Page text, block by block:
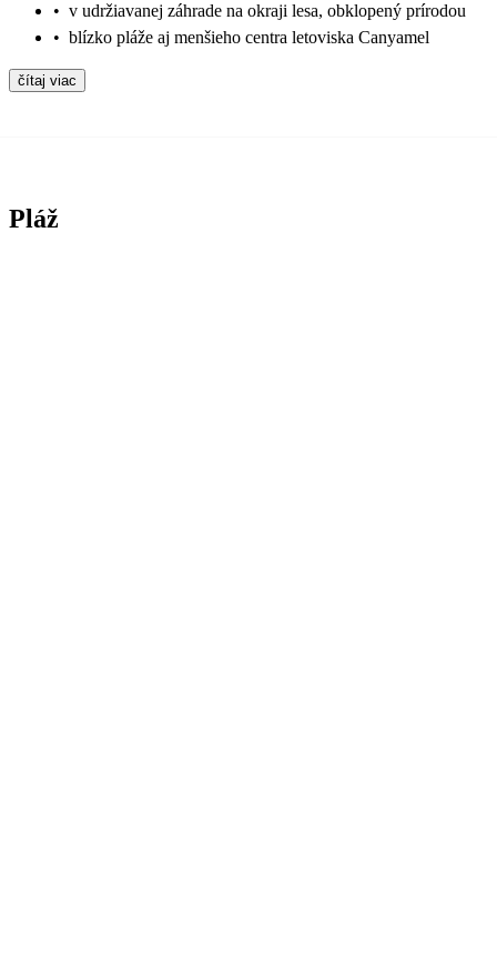
• v udržiavanej záhrade na okraji lesa, obklopený prírodou
• blízko pláže aj menšieho centra letoviska Canyamel
čítaj viac
Pláž